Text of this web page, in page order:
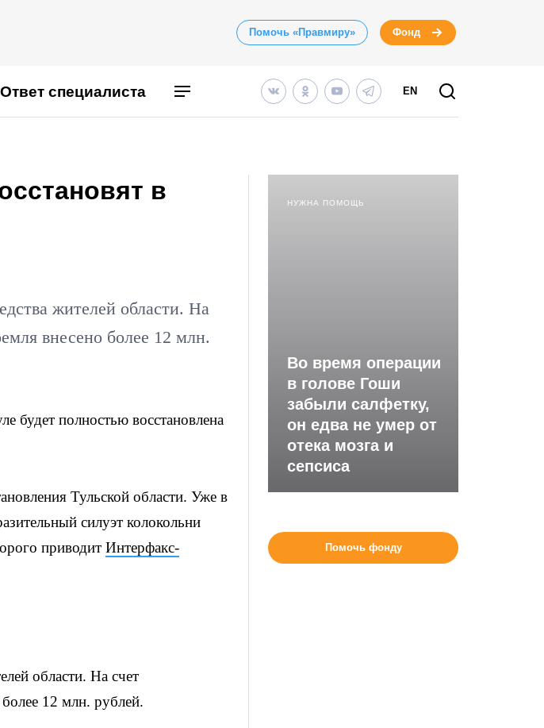
Помочь «Правмиру» Фонд
Ответ специалиста EN
в
жителей области. На
внесено более 12 млн.
будет полностью восстановлена
Тульской области. Уже в
силуэт колокольни
приводит Интерфакс-
области. На счет
12 млн. рублей.
НУЖНА ПОМОЩЬ
Во время операции
в голове Гоши
забыли салфетку,
он едва не умер от
отека мозга и
сепсиса
Помочь фонду